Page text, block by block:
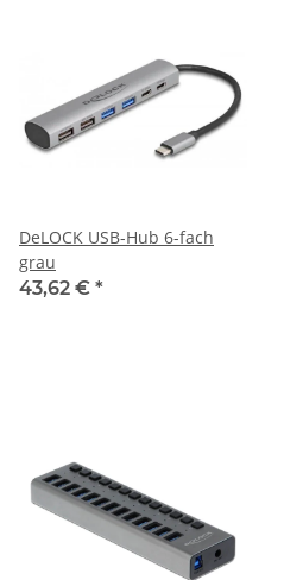
DeLOCK USB-Hub 6-fach
grau
43,62 € *